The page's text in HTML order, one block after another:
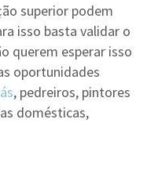
superior podem
isso basta validar o
querem esperar isso
oportunidades
, pedreiros, pintores
domésticas,